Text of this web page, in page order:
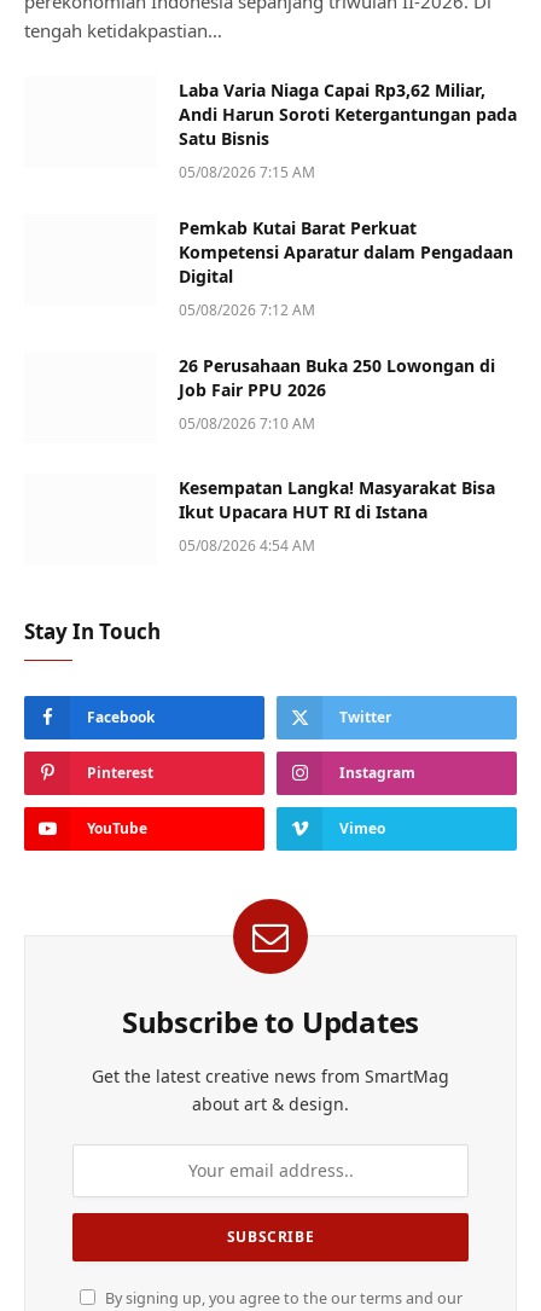
tengah ketidakpastian…
Laba Varia Niaga Capai Rp3,62 Miliar,
Andi Harun Soroti Ketergantungan pada
Satu Bisnis
05/08/2026 7:15 AM
Pemkab Kutai Barat Perkuat
Kompetensi Aparatur dalam Pengadaan
Digital
05/08/2026 7:12 AM
26 Perusahaan Buka 250 Lowongan di
Job Fair PPU 2026
05/08/2026 7:10 AM
Kesempatan Langka! Masyarakat Bisa
Ikut Upacara HUT RI di Istana
05/08/2026 4:54 AM
Stay In Touch
Facebook Twitter
Pinterest Instagram
YouTube Vimeo
Subscribe to Updates
Get the latest creative news from SmartMag
about art & design.
By signing up, you agree to the our terms and our